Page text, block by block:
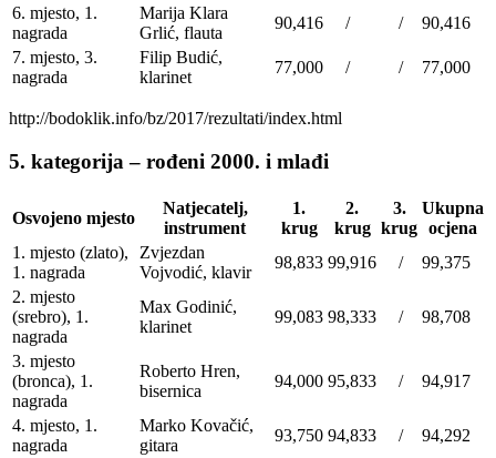
6. mjesto, 1.
nagrada
Marija Klara
Grlić, flauta
90,416 / /
90,416
7. mjesto, 3.
nagrada
Filip Budić,
klarinet
77,000 / / 77,000
http://bodoklik.info/bz/2017/rezultati/index.html
5. kategorija – rođeni 2000. i mlađi
Osvojeno mjesto
Natjecatelj,
instrument
1.
krug
2.
krug
3.
krug
Ukupna
ocjena
1. mjesto (zlato),
1. nagrada
Zvjezdan
Vojvodić, klavir
98,833 99,916 /
99,375
2. mjesto
(srebro), 1.
nagrada
Max Godinić,
klarinet
99,083 98,333 / 98,708
3. mjesto
(bronca), 1.
nagrada
Roberto Hren,
bisernica
94,000 95,833 / 94,917
4. mjesto, 1.
nagrada
Marko Kovačić,
gitara
93,750 94,833 /
94,292